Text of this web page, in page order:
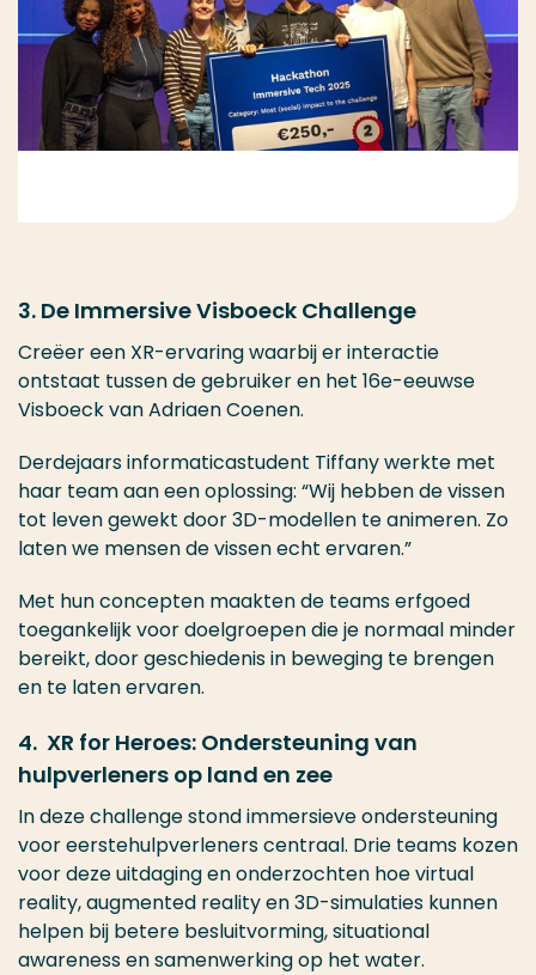
3. De Immersive Visboeck Challenge
Creëer een XR-ervaring waarbij er interactie
ontstaat tussen de gebruiker en het 16e-eeuwse
Visboeck van Adriaen Coenen.
Derdejaars informaticastudent Tiffany werkte met
haar team aan een oplossing: “Wij hebben de vissen
tot leven gewekt door 3D-modellen te animeren. Zo
laten we mensen de vissen echt ervaren.”
Met hun concepten maakten de teams erfgoed
toegankelijk voor doelgroepen die je normaal minder
bereikt, door geschiedenis in beweging te brengen
en te laten ervaren.
4. XR for Heroes: Ondersteuning van
hulpverleners op land en zee
In deze challenge stond immersieve ondersteuning
voor eerstehulpverleners centraal. Drie teams kozen
voor deze uitdaging en onderzochten hoe virtual
reality, augmented reality en 3D-simulaties kunnen
helpen bij betere besluitvorming, situational
awareness en samenwerking op het water.